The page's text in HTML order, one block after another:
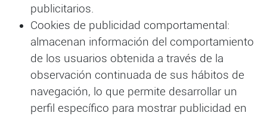
publicitarios.
Cookies de publicidad comportamental:
almacenan información del comportamiento
de los usuarios obtenida a través de la
observación continuada de sus hábitos de
navegación, lo que permite desarrollar un
perfil específico para mostrar publicidad en